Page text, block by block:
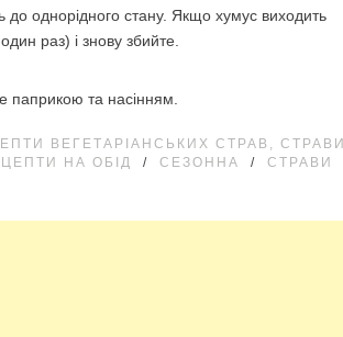
до однорідного стану. Якщо хумус виходить
раз) і знову збийте.
паприкою та насінням.
ВЕГЕТАРІАНСЬКИХ СТРАВ, СТРАВИ
НА ОБІД / СЕЗОННА / СТРАВИ